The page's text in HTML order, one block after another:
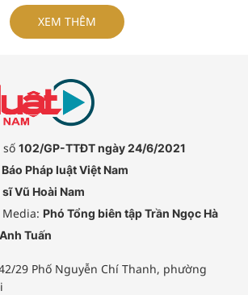
trách nhiệm của tập thể, cá nhân
nếu để xảy ra chậm trễ.
XEM THÊM
số 102/GP-TTĐT ngày 24/6/2021
Báo Pháp luật Việt Nam
Vũ Hoài Nam
Phó Tổng biên tập Trần Ngọc Hà
Tuấn
29 Phố Nguyễn Chí Thanh, phường